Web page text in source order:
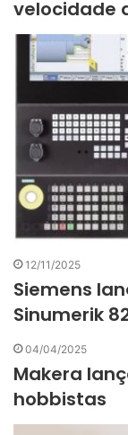
velocidade
12/11/2025
Siemens
Sinumerik
04/04/2025
Makera
hobbistas